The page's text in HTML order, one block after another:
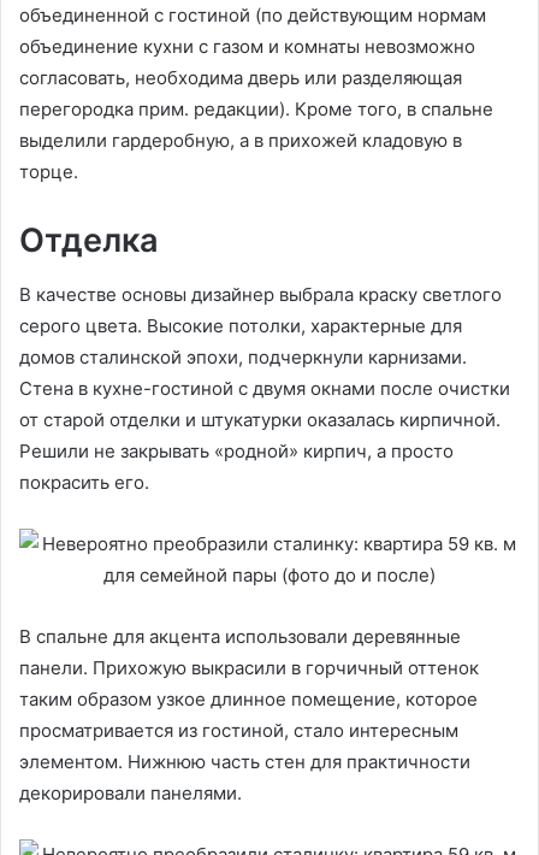
объединенной с гостиной (по действующим нормам
объединение кухни с газом и комнаты невозможно
согласовать, необходима дверь или разделяющая
перегородка прим. редакции). Кроме того, в спальне
выделили гардеробную, а в прихожей кладовую в
торце.
Отделка
В качестве основы дизайнер выбрала краску светлого
серого цвета. Высокие потолки, характерные для
домов сталинской эпохи, подчеркнули карнизами.
Стена в кухне-гостиной с двумя окнами после очистки
от старой отделки и штукатурки оказалась кирпичной.
Решили не закрывать «родной» кирпич, а просто
покрасить его.
В спальне для акцента использовали деревянные
панели. Прихожую выкрасили в горчичный оттенок
таким образом узкое длинное помещение, которое
просматривается из гостиной, стало интересным
элементом. Нижнюю часть стен для практичности
декорировали панелями.